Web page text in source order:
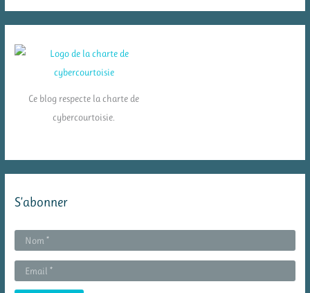
Ce blog respecte la charte de
cybercourtoisie.
S’abonner